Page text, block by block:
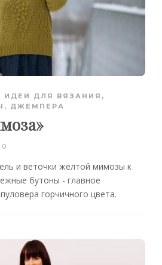
ИДЕИ ДЛЯ ВЯЗАНИЯ ,
ДЖЕМПЕРА
0
и веточки желтой мимозы к
бутоны - главное
горчичного цвета.